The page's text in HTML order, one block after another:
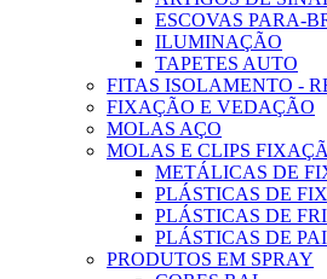
ESCOVAS PARA-
ILUMINAÇÃO
TAPETES AUTO
FITAS ISOLAMENTO -
FIXAÇÃO E VEDAÇÃO
MOLAS AÇO
MOLAS E CLIPS
METÁLICAS DE
PLÁSTICAS DE
PLÁSTICAS DE
PLÁSTICAS DE
PRODUTOS EM SPRAY